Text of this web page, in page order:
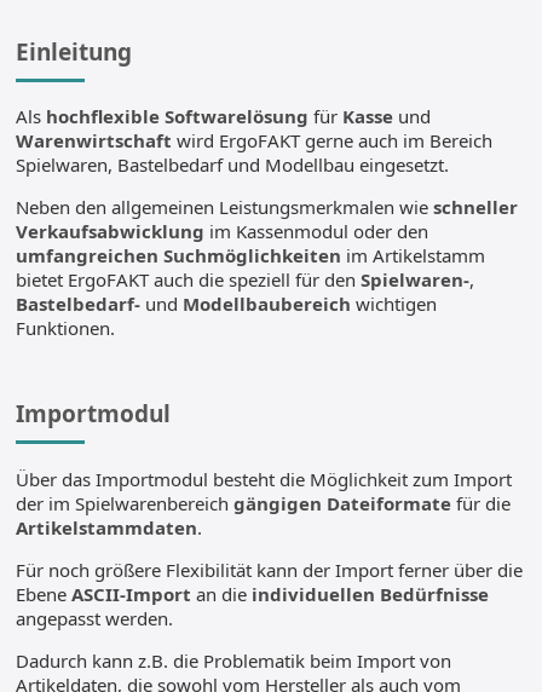
Einleitung
Als hochflexible Softwarelösung für Kasse und
Warenwirtschaft wird ErgoFAKT gerne auch im Bereich
Spielwaren, Bastelbedarf und Modellbau eingesetzt.
Neben den allgemeinen Leistungsmerkmalen wieschneller
Verkaufsabwicklung im Kassenmodul oder den
umfangreichen Suchmöglichkeiten im Artikelstamm
bietet ErgoFAKT auch die speziell für denSpielwaren-,
Bastelbedarf- und Modellbaubereich wichtigen
Funktionen.
Importmodul
Über das Importmodul besteht die Möglichkeit zum Import
der im Spielwarenbereichgängigen Dateiformate für die
Artikelstammdaten.
Für noch größere Flexibilität kann der Import ferner über die
EbeneASCII-Import an die individuellen Bedürfnisse
angepasst werden.
Dadurch kann z.B. die Problematik beim Import von
Artikeldaten, die sowohl vom Hersteller als auch vom